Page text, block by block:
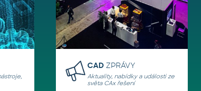
CAD ZPRÁVY
Aktuality, nabídky a události ze
světa CAx řešení